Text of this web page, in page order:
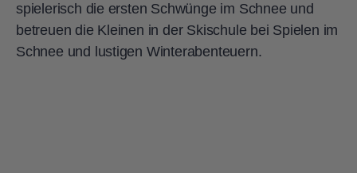
spielerisch die ersten Schwünge im Schnee und
betreuen die Kleinen in der Skischule bei Spielen im
Schnee und lustigen Winterabenteuern.